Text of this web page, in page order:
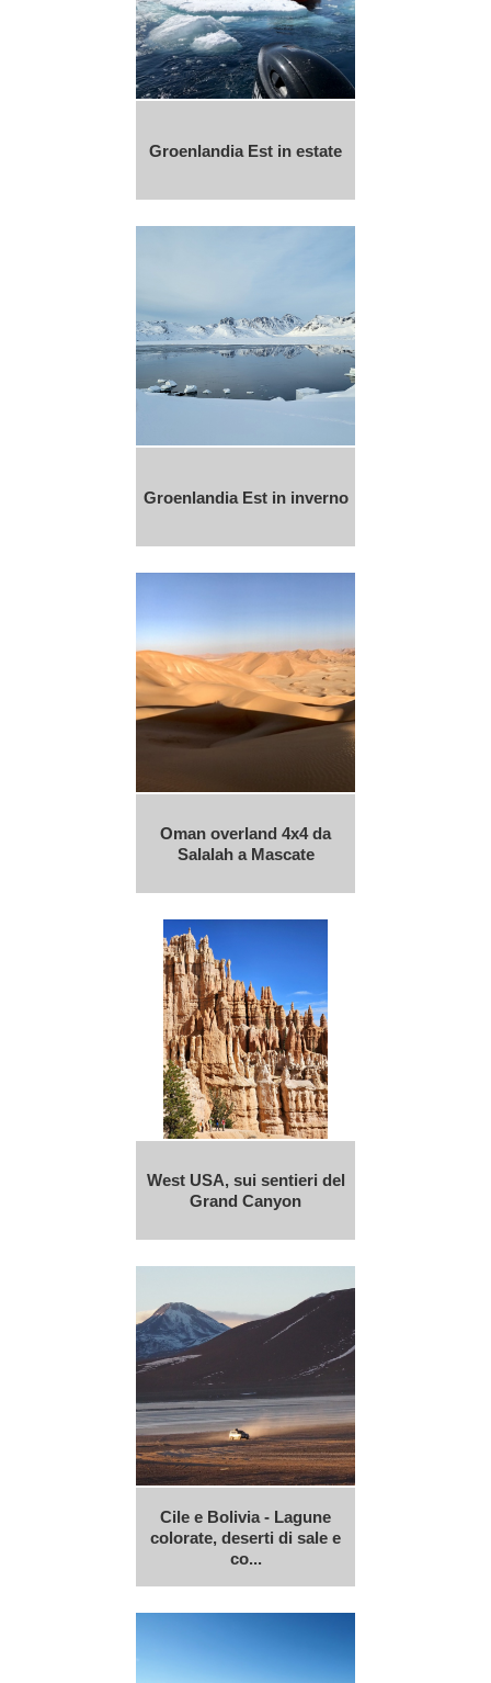
Groenlandia Est in estate
Groenlandia Est in inverno
Oman overland 4x4 da
Salalah a Mascate
West USA, sui sentieri del
Grand Canyon
Cile e Bolivia - Lagune
colorate, deserti di sale e
co...